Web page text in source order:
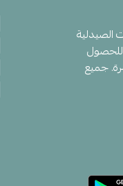
الصيدلية
للحصول
جميع